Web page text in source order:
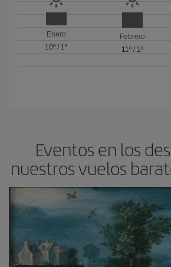
Enero
10º / 1º
Febrero
11º/ 1º
Eventos en los
nuestros vuelos